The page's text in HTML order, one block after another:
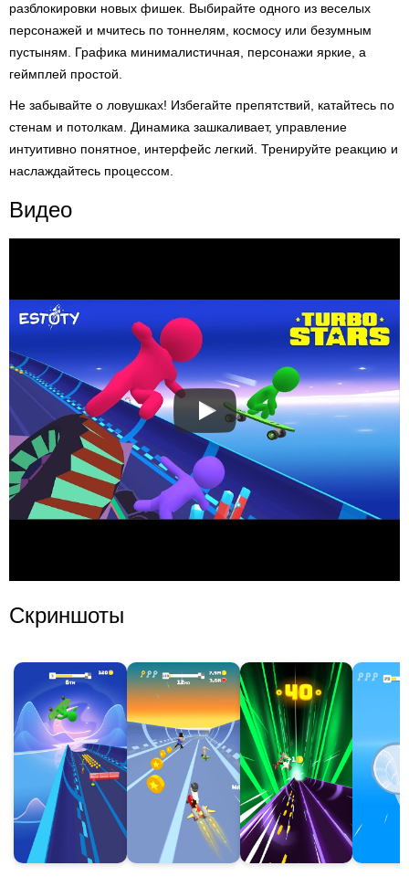
разблокировки новых фишек. Выбирайте одного из веселых
персонажей и мчитесь по тоннелям, космосу или безумным
пустыням. Графика минималистичная, персонажи яркие, а
геймплей простой.
Не забывайте о ловушках! Избегайте препятствий, катайтесь по
стенам и потолкам. Динамика зашкаливает, управление
интуитивно понятное, интерфейс легкий. Тренируйте реакцию и
наслаждайтесь процессом.
Видео
Скриншоты